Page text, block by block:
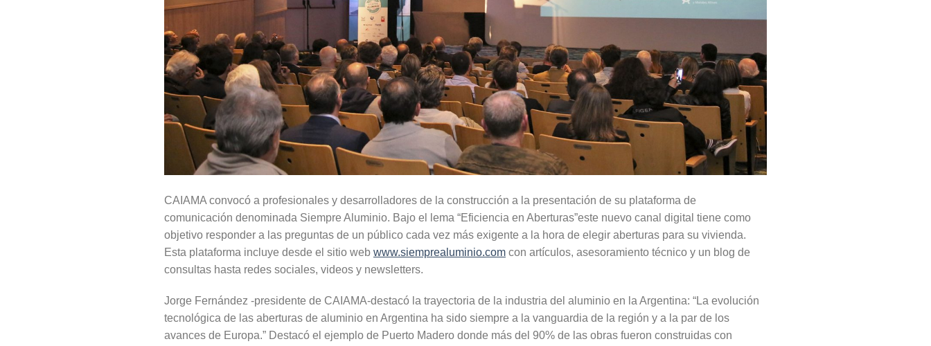
CAIAMA convocó a profesionales y desarrolladores de la construcción a la presentación de su plataforma de
comunicación denominada Siempre Aluminio. Bajo el lema “Eficiencia en Aberturas”este nuevo canal digital tiene como
objetivo responder a las preguntas de un público cada vez más exigente a la hora de elegir aberturas para su vivienda.
Esta plataforma incluye desde el sitio web www.siemprealuminio.com con artículos, asesoramiento técnico y un blog de
consultas hasta redes sociales, videos y newsletters.
Jorge Fernández -presidente de CAIAMA-destacó la trayectoria de la industria del aluminio en la Argentina: “La evolución
tecnológica de las aberturas de aluminio en Argentina ha sido siempre a la vanguardia de la región y a la par de los
avances de Europa.” Destacó el ejemplo de Puerto Madero donde más del 90% de las obras fueron construidas con